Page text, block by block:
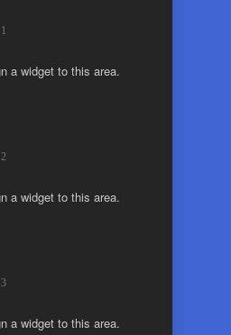
a widget to this area.
a widget to this area.
a widget to this area.